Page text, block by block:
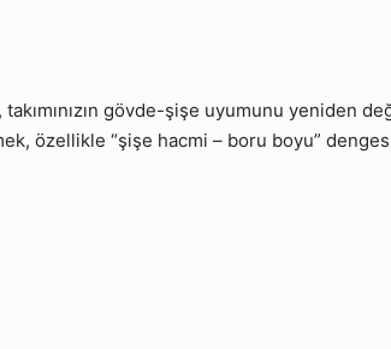
gövde-şişe uyumunu yeniden
özellikle “şişe hacmi – boru boyu”